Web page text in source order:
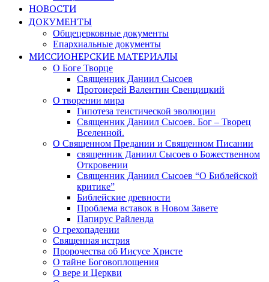
НОВОСТИ
ДОКУМЕНТЫ
Общецерковные документы
Епархиальные документы
МИССИОНЕРСКИЕ МАТЕРИАЛЫ
О Боге Творце
Священник Даниил Сысоев
Протоиерей Валентин Свенцицкий
О творении мира
Гипотеза теистической эволюции
Священник Даниил Сысоев. Бог – Творец
Вселенной.
О Священном Предании и Священном Писании
священник Даниил Сысоев о Божественном
Откровении
Священник Даниил Сысоев “О Библейской
критике”
Библейские древности
Проблема вставок в Новом Завете
Папирус Райленда
О грехопадении
Священная истрия
Пророчества об Иисусе Христе
О тайне Боговоплощения
О вере и Церкви